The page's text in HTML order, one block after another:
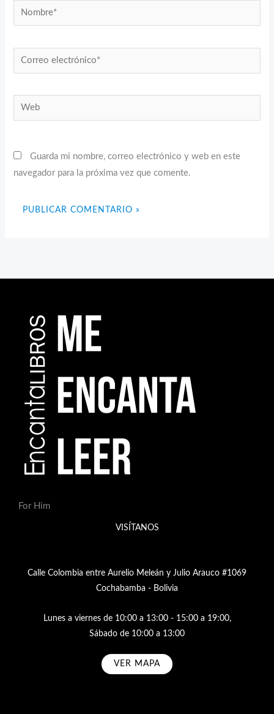
Nombre*
Correo
electrónico*
Web
Guarda mi nombre, correo electrónico y web en este
navegador para la próxima vez que comente.
For Him
VISÍTANOS
Calle Colombia entre Aurelio Meleán y Julio Arauco #1069
Cochabamba - Bolivia
Lunes a viernes de 10:00 a 13:00 - 15:00 a 19:00,
Sábado de 10:00 a 13:00
VER MAPA